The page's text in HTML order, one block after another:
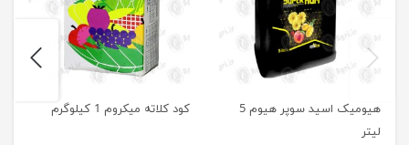
هیومیک اسید سوپر هیوم 5
لیتر
کود کلاته میکروم 1 کیلوگرم
previus